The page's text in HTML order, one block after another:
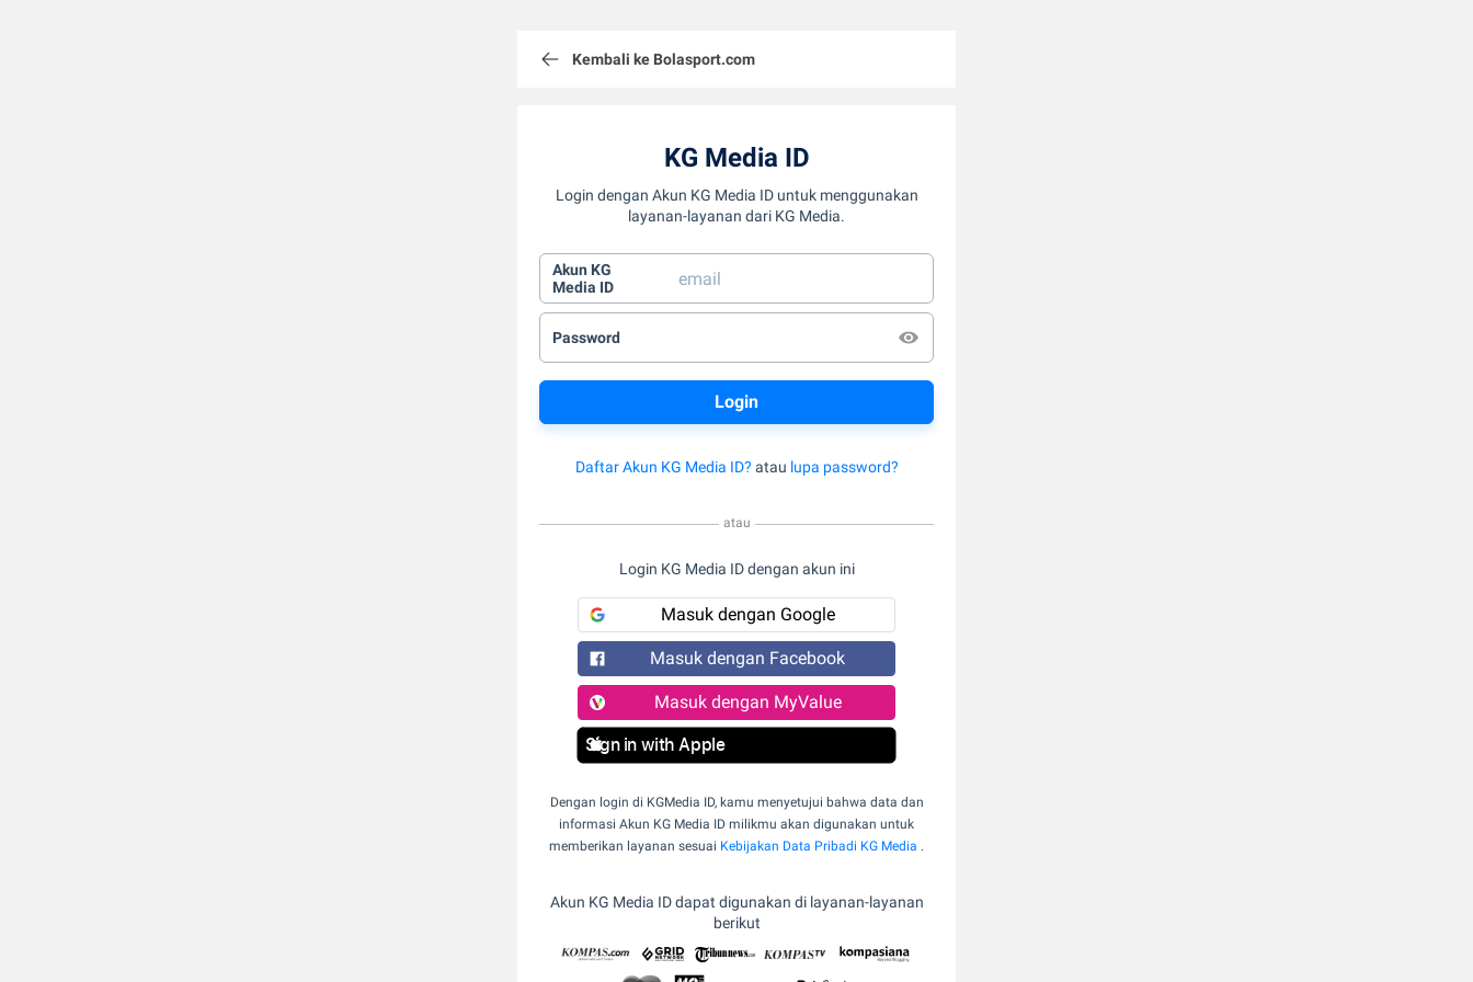
Kembali ke Bolasport.com
KG Media ID
Login dengan Akun KG Media ID untuk menggunakan
layanan-layanan dari KG Media.
Akun KG
Media ID
Password
Daftar Akun KG Media ID? atau lupa password?
atau
Login KG Media ID dengan akun ini
Masuk dengan Google
Masuk dengan Facebook
Masuk dengan MyValue
Sign in with Apple
Dengan login di KGMedia ID, kamu menyetujui bahwa data dan
informasi Akun KG Media ID milikmu akan digunakan untuk
memberikan layanan sesuai Kebijakan Data Pribadi KG Media .
Akun KG Media ID dapat digunakan di layanan-layanan
berikut